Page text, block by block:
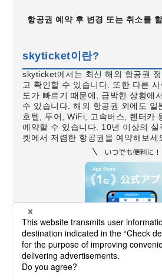
항공권 예약 후 변경 또는 취소를
skyticket이란?
skyticket에서는 최신 해외 항공권
고 확인할 수 있습니다. 또한 다른
도가 빠르기 때문에, 급박한 상황에
수 있습니다. 해외 항공권 외에도 일
호텔, 투어, WiFi, 고속버스, 렌터카
예약할 수 있습니다. 10년 이상의 실
켓에서 저렴한 항공권을 예약해보세